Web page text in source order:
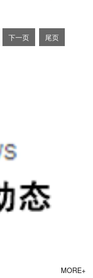
下一页 尾页
MORE+